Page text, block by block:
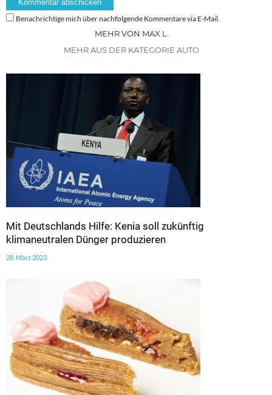
Benachrichtige mich über nachfolgende Kommentare via E-Mail.
MEHR VON MAX L.
MEHR AUS DER KATEGORIE AUTO
Mit Deutschlands Hilfe: Kenia soll zukünftig
klimaneutralen Dünger produzieren
28. März 2023